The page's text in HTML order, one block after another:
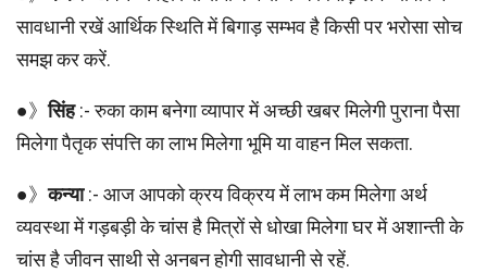
सावधानी रखें आर्थिक स्थिति में बिगाड़ सम्भव है किसी पर भरोसा सोच
समझ कर करें.
●》सिंह:- रुका काम बनेगा व्यापार में अच्छी खबर मिलेगी पुराना पैसा
मिलेगा पैतृक संपत्ति का लाभ मिलेगा भूमि या वाहन मिल सकता.
●》कन्या:- आज आपको क्रय विक्रय में लाभ कम मिलेगा अर्थ
व्यवस्था में गड़बड़ी के चांस है मित्रों से धोखा मिलेगा घर में अशान्ती के
चांस है जीवन साथी से अनबन होगी सावधानी से रहें.